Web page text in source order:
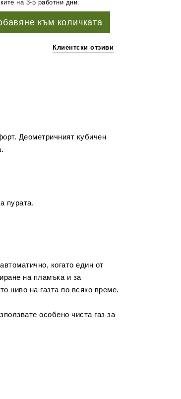
на 3-5 работни дни.
към количката
Клиентски отзиви
Деометричният кубичен
пурата.
когато един от
на пламъка и за
ниво на газта по всяко време.
особено чиста газ за